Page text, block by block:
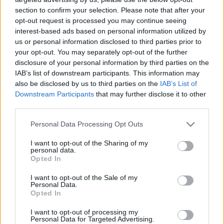
section to confirm your selection. Please note that after your
opt-out request is processed you may continue seeing
interest-based ads based on personal information utilized by
us or personal information disclosed to third parties prior to
your opt-out. You may separately opt-out of the further
disclosure of your personal information by third parties on the
IAB’s list of downstream participants. This information may
also be disclosed by us to third parties on the IAB’s List of
Downstream Participants that may further disclose it to other
Please note that this website/app uses one or more Google
not limited to your visit or usage behaviour. You may click to
grant or deny consent to Google and its third-party tags to
use your data for below specified purposes in below Google
consent section.
Personal Data Processing Opt Outs
I want to opt-out of the Sharing of my
personal data.
Opted In
I want to opt-out of the Sale of my
Personal Data.
Opted In
I want to opt-out of processing my
Personal Data for Targeted Advertising.
SPE/miniFlame A Kaspersky kutatói a Flame C&C
szervereinek vizsgálata során felfedeztek egy új, a
Stuxnet-Flame-Duqu-Gauss családba sorolható
jószágot. A kártevő, melyet miniFlame-nek
kereszteltek el azonos a C&C-n SPE kódnéven
emlegetett modullal, melynek még három…
Segélykoncert az UFO hackernek
Neves előadók részvételével jótékonysági koncertet
szerveznek a kiadatás előtt álló Gary 'Solo' McKinnon
tiszteletére. Ross Hemsworth, a Glastonbury rádió
vezetője és a Nemzetközi UFO Kongresszus helyi
Rock Against Injustice…
Kiadják Solot